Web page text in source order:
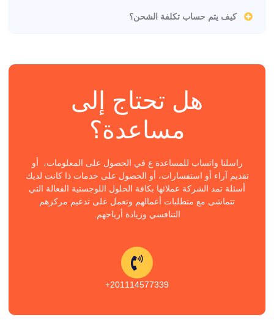
كيف يتم حساب تكلفة الشحن؟
هل تحتاج إلى
مساعدة؟
راسلنا واتساب للمساعدة ع في الحصول على المعلومات، أو
تقديم آراء أو استفسارات، أو الحصول على خدمات ذا كانت لديك
أسئلة تمد الشركة عملائها بكافة الحلول اللوجستية الفعالة التي
تتماشى مع متطلبات أعمالهم وتعمل على تدعيم مركزهم
التنافسي وزيادة أرباحهم.
201114577339+